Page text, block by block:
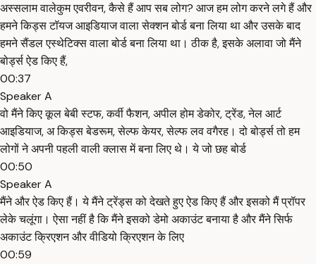
अस्सलाम वालेकुम एवरीवन, कैसे हैं आप सब लोग? आज हम लोग करने लगे हैं और
हमने किड्स टॉयज आइडियाज वाला सेक्शन बोर्ड बना लिया था और उसके बाद
हमने सैंडल एस्थेटिक्स वाला बोर्ड बना लिया था। ठीक है, इसके अलावा जो मैंने
बोर्ड्स ऐड किए हैं,
00:37
Speaker A
वो मैंने किए कूल बेबी स्टफ, कर्वी फैशन, अपील होम डेकोर, ट्रेंड, नेल आर्ट
आइडियाज, अ किड्स बेडरूम, सेल्फ केयर, सेल्फ लव वगैरह। दो बोर्ड्स तो हम
लोगों ने अपनी पहली वाली क्लास में बना लिए थे। ये जो छह बोर्ड
00:50
Speaker A
मैंने और ऐड किए हैं। ये मैंने ट्रेंड्स को देखते हुए ऐड किए हैं और इसको मैं प्रॉपर
लेके चलूंगा। ऐसा नहीं है कि मैंने इसको डेमो अकाउंट बनाया है और मैंने सिर्फ
अकाउंट क्रिएशन और वीडियो क्रिएशन के लिए
00:59